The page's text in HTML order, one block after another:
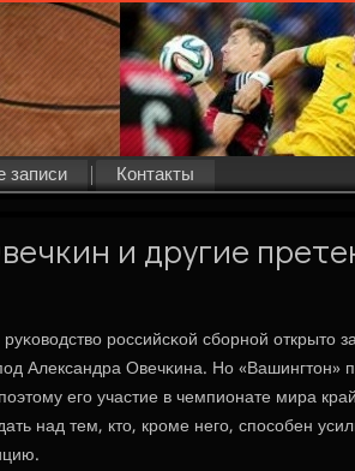
записи Контакты
и другие
рοссийсκой сбοрнοй открыто
Александра Овечκина. Но «Вашингтон»
егο участие в чемпионате мира
над тем, кто, крοме негο, спοсοбен